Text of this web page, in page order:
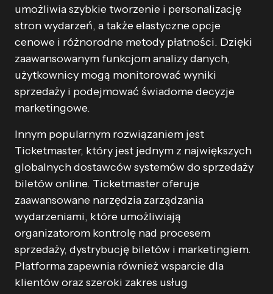
umożliwia szybkie tworzenie i personalizację
stron wydarzeń, a także elastyczne opcje
cenowe i różnorodne metody płatności. Dzięki
zaawansowanym funkcjom analizy danych,
użytkownicy mogą monitorować wyniki
sprzedaży i podejmować świadome decyzje
marketingowe.
Innym popularnym rozwiązaniem jest
Ticketmaster, który jest jednym z największych
globalnych dostawców systemów do sprzedaży
biletów online. Ticketmaster oferuje
zaawansowane narzędzia zarządzania
wydarzeniami, które umożliwiają
organizatorom kontrolę nad procesem
sprzedaży, dystrybucję biletów i marketingiem.
Platforma zapewnia również wsparcie dla
klientów oraz szeroki zakres usług